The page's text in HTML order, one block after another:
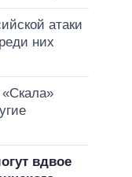
атаки
них
вдвое